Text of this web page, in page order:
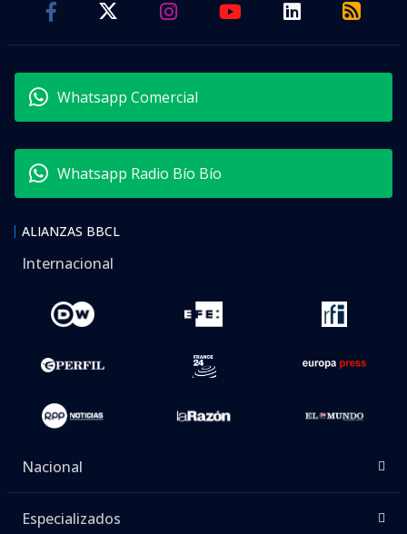
Whatsapp Comercial
Whatsapp Radio Bío Bío
ALIANZAS BBCL
Internacional
Nacional
Especializados